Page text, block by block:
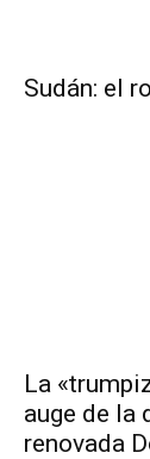
Sudán: el
La
auge de la
renovada